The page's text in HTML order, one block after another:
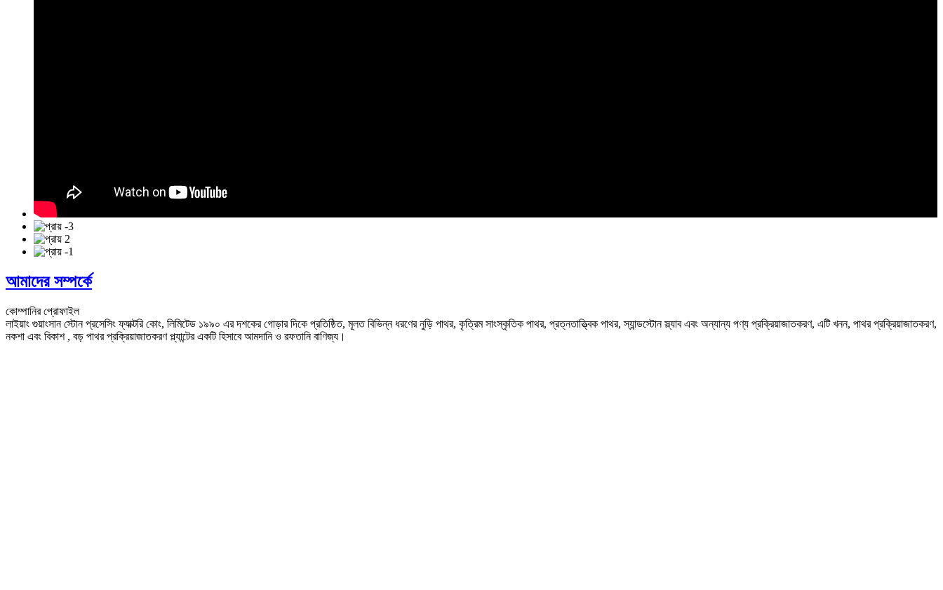
আমাদের সম্পর্কে
কোম্পানির প্রোফাইল
লাইয়াং গুয়াংসান স্টোন প্রসেসিং ফ্যাক্টরি কোং, লিমিটেড ১৯৯০ এর দশকের গোড়ার দিকে প্রতিষ্ঠিত, মূলত বিভিন্ন ধরণের নুড়ি পাথর, কৃত্রিম সাংস্কৃতিক পাথর, প্রত্নতাত্ত্বিক পাথর, স্যান্ডস্টোন স্ল্যাব এবং অন্যান্য পণ্য প্রক্রিয়াজাতকরণ, এটি খনন, পাথর প্রক্রিয়াজাতকরণ,
নকশা এবং বিকাশ , বড় পাথর প্রক্রিয়াজাতকরণ প্ল্যান্টের একটি হিসাবে আমদানি ও রফতানি বাণিজ্য।